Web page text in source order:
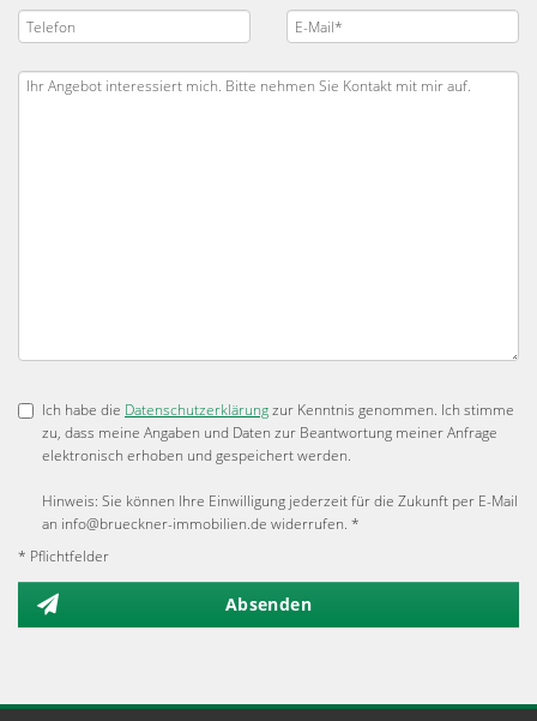
Ich habe die Datenschutzerklärungzur Kenntnis genommen. Ich stimme
zu, dass meine Angaben und Daten zur Beantwortung meiner Anfrage
elektronisch erhoben und gespeichert werden.
Hinweis: Sie können Ihre Einwilligung jederzeit für die Zukunft per E-Mail
an info@brueckner-immobilien.de widerrufen. *
* Pflichtfelder
Absenden